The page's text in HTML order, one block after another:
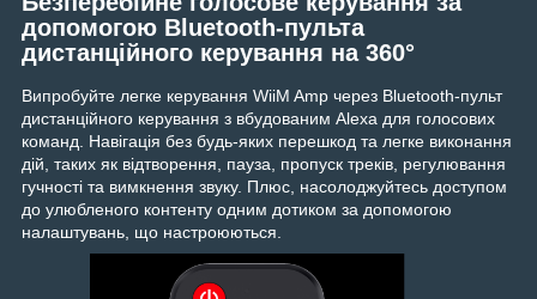
допомогою Bluetooth-пульта
дистанційного керування на 360°
Випробуйте легке керування WiiM Amp через Bluetooth-пульт
дистанційного керування з вбудованим Alexa для голосових
команд. Навігація без будь-яких перешкод та легке виконання
дій, таких як відтворення, пауза, пропуск треків, регулювання
гучності та вимкнення звуку. Плюс, насолоджуйтесь доступом
до улюбленого контенту одним дотиком за допомогою
налаштувань, що настроюються.